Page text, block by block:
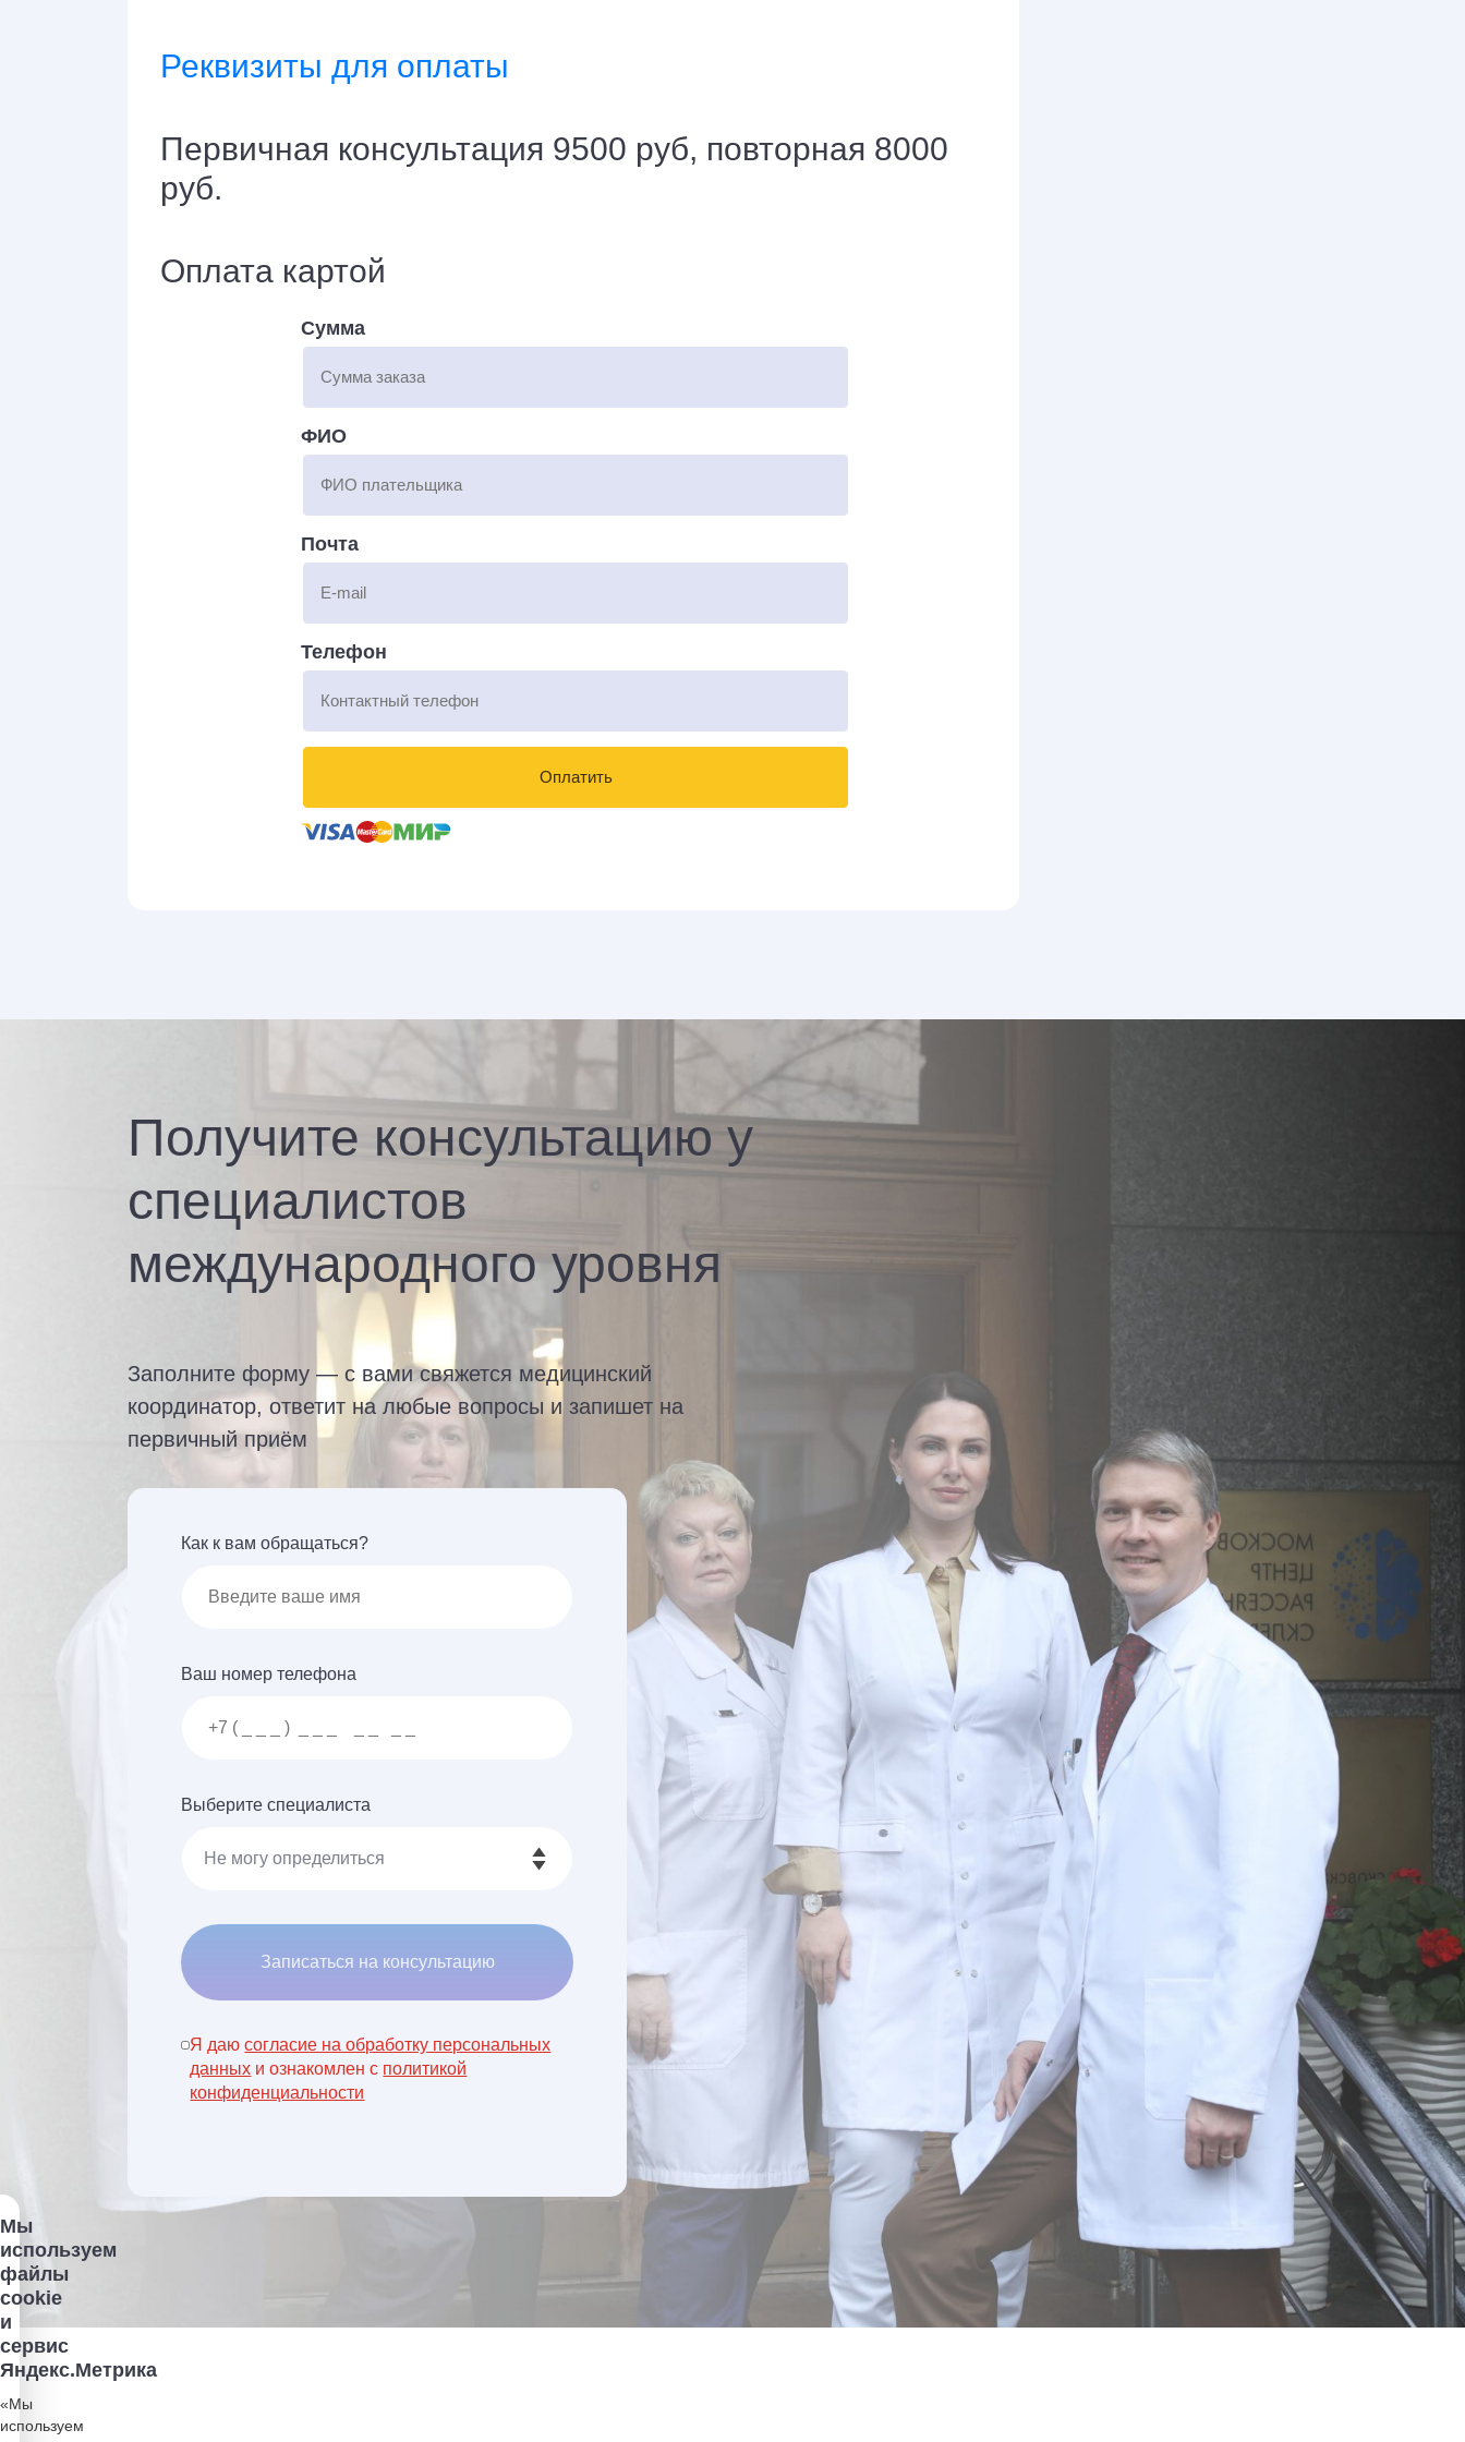
Реквизиты для оплаты
Первичная консультация 9500 руб, повторная 8000
руб.
Оплата картой
Сумма
ФИО
Почта
Телефон
Получите консультацию у
специалистов
международного уровня
Заполните форму — с вами свяжется медицинский
координатор, ответит на любые вопросы и запишет на
первичный приём
Как к вам обращаться?
Ваш номер телефона
Выберите специалиста
Записаться на консультацию
Я даюсогласие на обработку персональных
данных и ознакомлен с политикой
конфиденциальности
Мы
используем
файлы
cookie
и
сервис
Яндекс.Метрика
«Мы
используем